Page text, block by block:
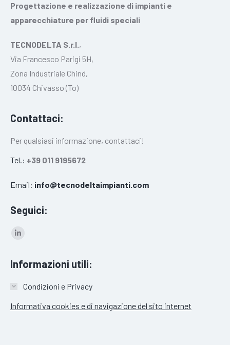
Progettazione e realizzazione di impianti e
apparecchiature per fluidi speciali
TECNODELTA S.r.l.,
Via Francesco Parigi 5H,
Zona Industriale Chind,
10034 Chivasso (To)
Contattaci:
Per qualsiasi informazione, contattaci!
Tel.: +39 011 9195672
Email: info@tecnodeltaimpianti.com
Seguici:
Linkedin
opens
new
window
Informazioni utili:
Condizioni e Privacy
Informativa cookies e di navigazione del sito internet